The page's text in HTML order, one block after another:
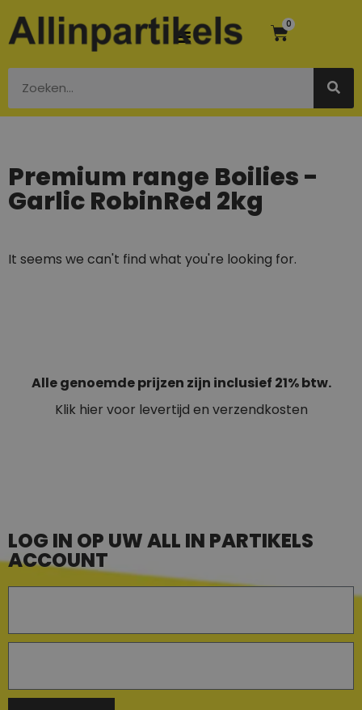
0
Premium range Boilies -
Garlic RobinRed 2kg
It seems we can't find what you're looking for.
Alle genoemde prijzen zijn inclusief 21% btw.
Klik hier voor levertijd en verzendkosten
LOG IN OP UW ALL IN PARTIKELS
ACCOUNT